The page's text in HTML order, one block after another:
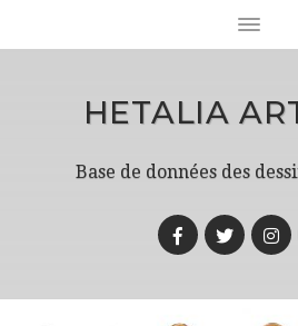
HETALIA
Base de données des